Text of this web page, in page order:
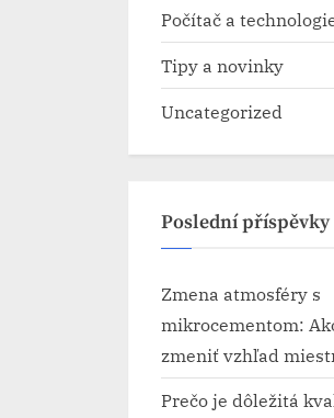
Počítač a
Tipy a novinky
Uncategorized
Poslední příspěvky
Zmena atmosféry s
mikrocementom:
zmeniť vzhľad
Prečo je dôležitá